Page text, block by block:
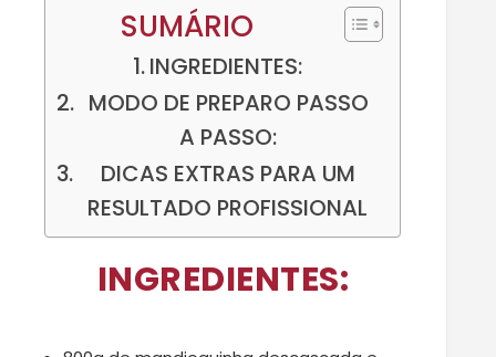
SUMÁRIO
INGREDIENTES:
MODO DE PREPARO PASSO
A PASSO:
DICAS EXTRAS PARA UM
RESULTADO PROFISSIONAL
INGREDIENTES: